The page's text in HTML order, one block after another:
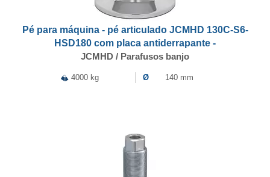
Pé para máquina - pé articulado JCMHD 130C-S6-
HSD180 com placa antiderrapante -
JCMHD / Parafusos banjo
4000 kg Ø 140 mm